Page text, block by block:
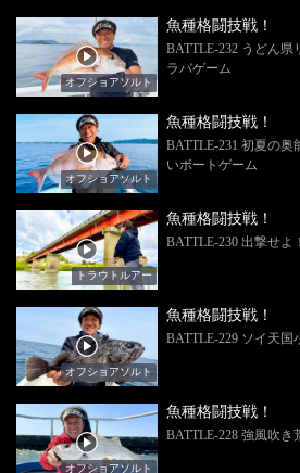
オフショアソルト
魚種格闘技戦！
BATTLE-232 うどん県
ラバゲーム
オフショアソルト
魚種格闘技戦！
BATTLE-231 初夏の奥
いボートゲーム
トラウトルアー
魚種格闘技戦！
BATTLE-230 出撃せよ
オフショアソルト
魚種格闘技戦！
BATTLE-229 ソイ天国
オフショアソルト
魚種格闘技戦！
BATTLE-228 強風吹